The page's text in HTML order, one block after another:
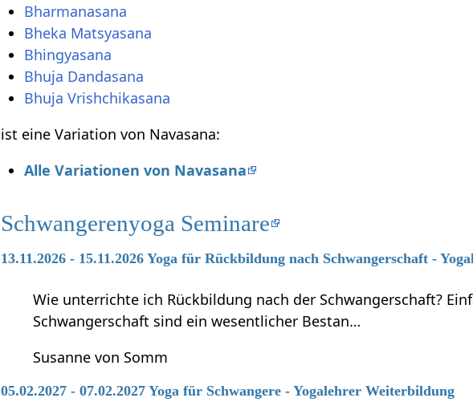
Bharmanasana
Bheka Matsyasana
Bhingyasana
Bhuja Dandasana
Bhuja Vrishchikasana
ist eine Variation von Navasana:
Alle Variationen von Navasana
Schwangerenyoga Seminare
13.11.2026 - 15.11.2026 Yoga für Rückbildung nach Schwangerschaft -
Wie unterrichte ich Rückbildung nach der Schwangerschaft?
Schwangerschaft sind ein wesentlicher Bestan…
Susanne von Somm
05.02.2027 - 07.02.2027 Yoga für Schwangere - Yogalehrer Weiterbildung